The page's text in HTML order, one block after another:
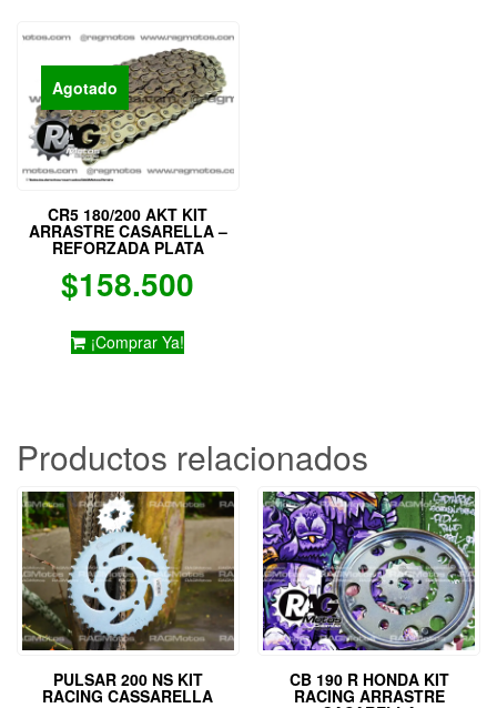
Las
opciones
se
pueden
la
de
producto
Agotado
CR5 180/200 AKT KIT
ARRASTRE CASARELLA –
REFORZADA PLATA
$158.500
¡Comprar Ya!
Productos relacionados
PULSAR 200 NS KIT
RACING CASSARELLA
CB 190 R HONDA KIT
RACING ARRASTRE